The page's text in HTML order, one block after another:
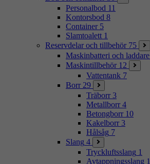
Personalbod 11
Kontorsbod 8
Container 5
Slamtoalett 1
Reservdelar och tillbehör 75
Maskinbatteri och laddare
Maskintillbehör 12
Vattentank 7
Borr 29
Träborr 3
Metallborr 4
Betongborr 10
Kakelborr 3
Hålsåg 7
Slang 4
Tryckluftsslang 1
Avtappningsslang 1